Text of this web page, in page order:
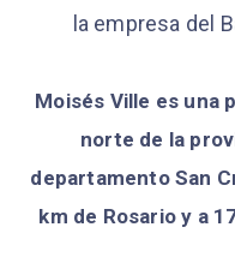
la empresa del
Moisés Ville es una
norte de la
departamento San
km de Rosario y a